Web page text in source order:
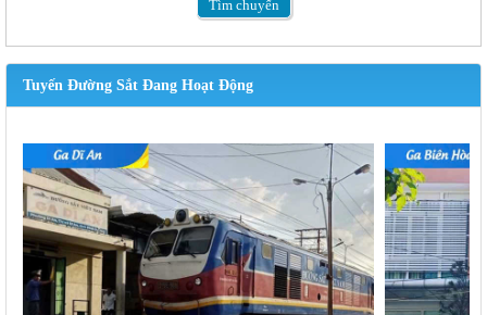
Tìm chuyến
Tuyến Đường Sắt Đang Hoạt Động